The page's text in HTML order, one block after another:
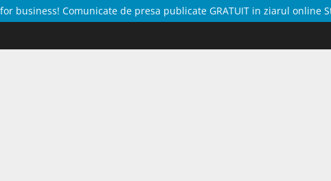
business! Comunicate de presa publicate GRATUIT in ziarul online